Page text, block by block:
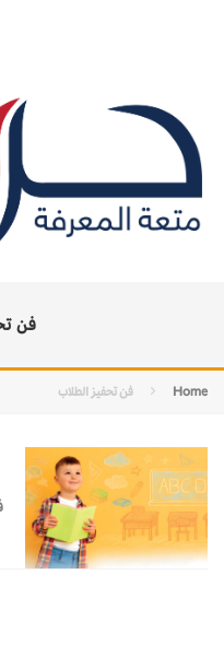
فن
Home فن تحفيز الطلاب